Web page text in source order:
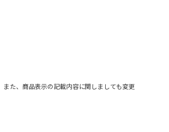
た、商品表示の記載内容に関しましても変更